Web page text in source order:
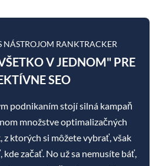
NÁSTROJOM RANKTRACKER
V JEDNOM" PRE
SEO
podnikaním stojí silná kampaň
množstve optimalizačných
z ktorých si môžete vybrať, však
začať. No už sa nemusíte báť,